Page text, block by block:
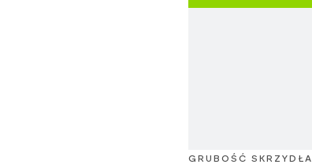
GRUBOŚĆ SKRZYDŁA